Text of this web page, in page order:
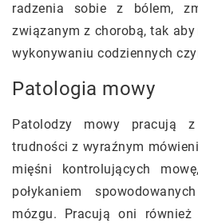
radzenia sobie z bólem,
związanym z chorobą, tak aby
wykonywaniu codziennych
Patologia mowy
Patolodzy mowy pracują
trudności z wyraźnym
mięśni kontrolujących
połykaniem
mózgu. Pracują oni